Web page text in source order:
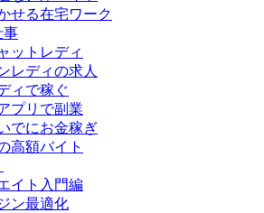
せる在宅ワーク
事
ットレディ
レディの求人
ィで稼ぐ
プリで副業
でにお金稼ぎ
高額バイト
イト入門編
ン最適化